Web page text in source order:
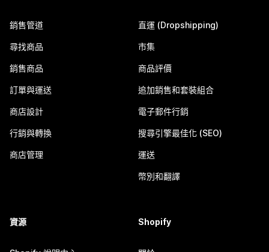
銷售管道
尋找商品
銷售商品
訂單與運送
商店設計
行銷與轉換
商店管理
直運 (Dropshipping)
市集
商品評價
追加銷售和套裝組合
電子郵件行銷
搜尋引擎最佳化 (SEO)
運送
幣別和翻譯
資源 Shopify